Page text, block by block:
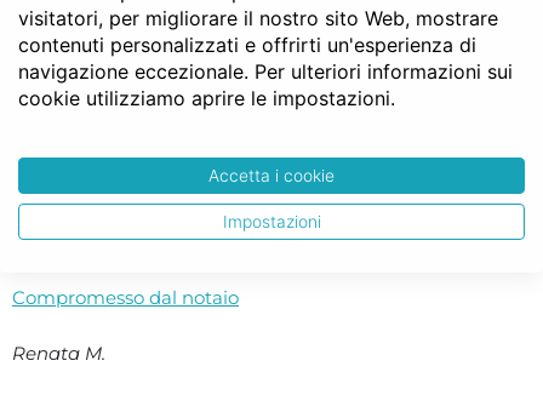
chi primo arriva.. ..
Consiglio a tutti notaio facile
Grazie Notaio Facile!!! Consiglio a tutti di utilizzare questo
servizio è un esempio di come anche in Italia ogni tanto le
promesse vengano mantenute. ..
Compromesso dal notaio
Renata M.
visitatori, per migliorare il nostro sito Web, mostrare
contenuti personalizzati e offrirti un'esperienza di
navigazione eccezionale. Per ulteriori informazioni sui
cookie utilizziamo aprire le impostazioni.
Accetta i cookie
Impostazioni